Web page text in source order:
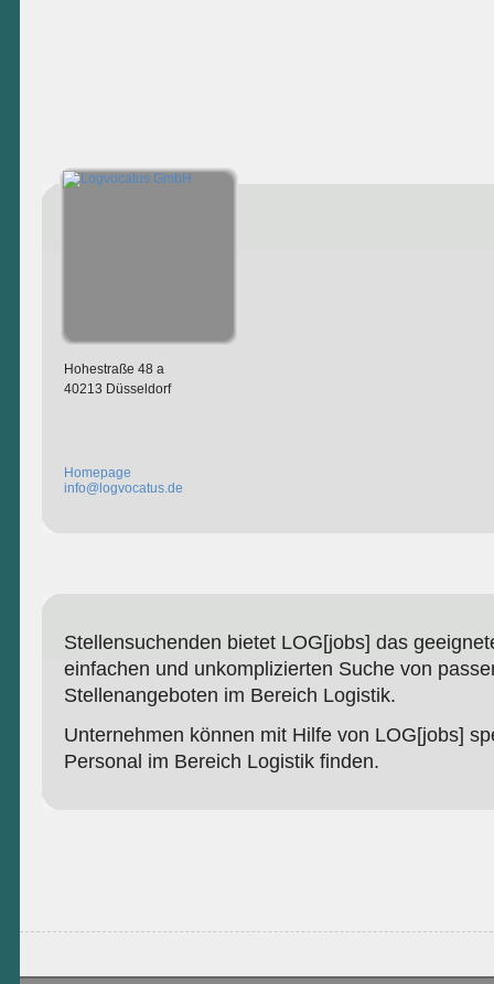
Hohestraße 48 a
40213 Düsseldorf
Homepage
info@logvocatus.de
Stellensuchenden bietet LOG[jobs] das
einfachen und unkomplizierten Suche von
Stellenangeboten im Bereich Logistik.
Unternehmen können mit Hilfe von LOG[jobs]
Personal im Bereich Logistik finden.